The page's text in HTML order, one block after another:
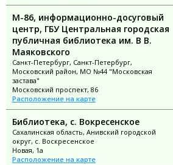
М-86, информационно-досуговый
центр, ГБУ Центральная городская
публичная библиотека им. В В.
Маяковского
Санкт-Петербург, Санкт-Петербург,
Московский район, МО №44 "Московская
застава"
Московский проспект, 86
Расположение на карте
Библиотека, с. Вокресенское
Сахалинская область, Анивский городской
округ, с. Воскресенское
Новая, 1а
Расположение на карте